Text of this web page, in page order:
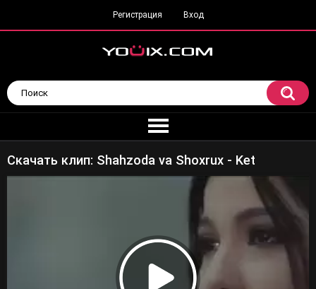
Регистрация Вход
Скачать клип: Shahzoda va Shoxrux - Ket